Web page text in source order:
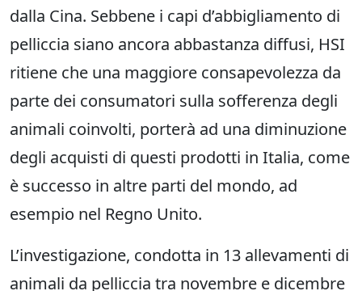
dalla Cina. Sebbene i capi d’abbigliamento di
pelliccia siano ancora abbastanza diffusi, HSI
ritiene che una maggiore consapevolezza da
parte dei consumatori sulla sofferenza degli
animali coinvolti, porterà ad una diminuzione
degli acquisti di questi prodotti in Italia, come
è successo in altre parti del mondo, ad
esempio nel Regno Unito.
L’investigazione, condotta in 13 allevamenti di
animali da pelliccia tra novembre e dicembre